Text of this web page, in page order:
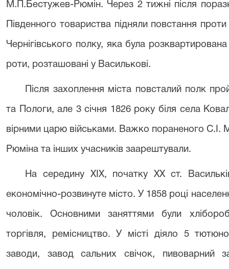
М.П.Бестужев-Рюмін. Через 2 тижні після
Південного товариства підняли повстання
Чернігівського полку, яка була
роти, розташовані у Василькові.
Після захоплення міста повсталий полк
та Пологи, але 3 січня 1826 року біля села
вірними царю військами. Важко пораненого
Рюміна та інших учасників заарештували.
На середину ХІХ, початку ХХ ст.
економічно-розвинуте місто. У 1858 році
чоловік. Основними заняттями були
торгівля, ремісництво. У місті діяло 5
заводи, завод сальних свічок, пивоварний